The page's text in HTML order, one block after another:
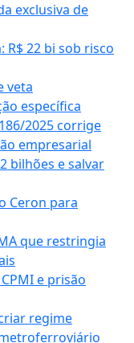
exclusiva de
22 bi sob risco
veta
específica
2025 corrige
empresarial
bilhões e salvar
Ceron para
que restringia
e prisão
regime